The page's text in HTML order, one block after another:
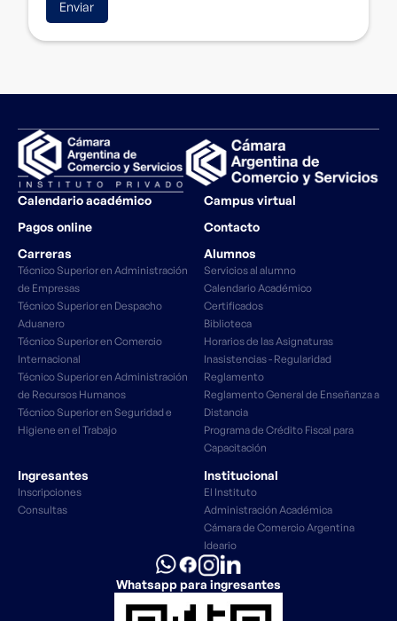
Calendario académico
Campus virtual
Pagos online
Contacto
Carreras
Técnico Superior en Administración
de Empresas
Técnico Superior en Despacho
Aduanero
Técnico Superior en Comercio
Internacional
Técnico Superior en Administración
de Recursos Humanos
Técnico Superior en Seguridad e
Higiene en el Trabajo
Alumnos
Servicios al alumno
Calendario Académico
Certificados
Biblioteca
Horarios de las Asignaturas
Inasistencias - Regularidad
Reglamento
Reglamento General de Enseñanza a
Distancia
Programa de Crédito Fiscal para
Capacitación
Ingresantes
Inscripciones
Consultas
Institucional
El Instituto
Administración Académica
Cámara de Comercio Argentina
Ideario
Whatsapp para ingresantes